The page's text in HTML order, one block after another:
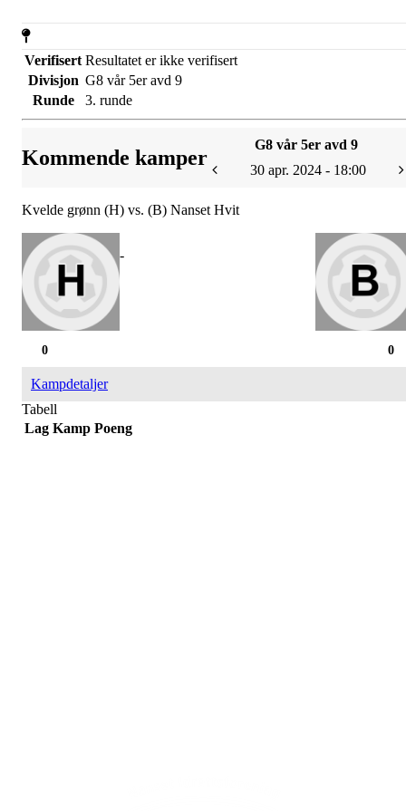
Verifisert Resultatet er ikke verifisert
Divisjon G8 vår 5er avd 9
Runde
3. runde
Kommende kamper
G8 vår 5er avd 9
30 apr. 2024 - 18:00
Kvelde grønn (H) vs. (B) Nanset Hvit
-
0
0
Kampdetaljer
Tabell
Lag Kamp Poeng